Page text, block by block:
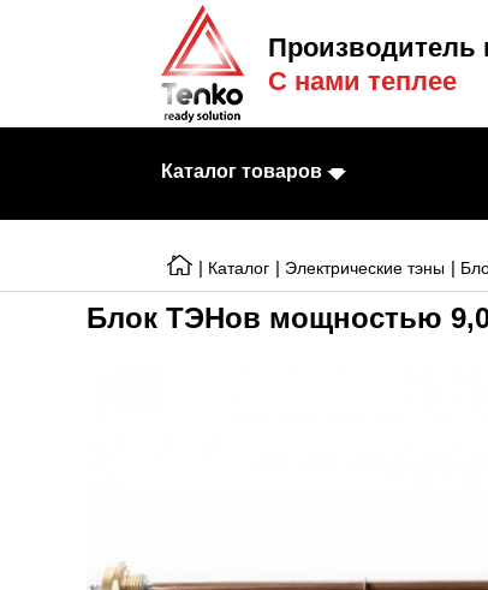
Производитель
С нами теплее
Каталог товаров
| Каталог | Электрические тэны |
Блок ТЭНов мощностью 9,0